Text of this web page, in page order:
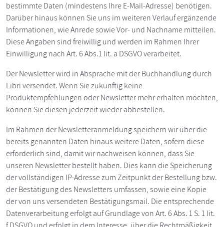
bestimmte Daten (mindestens Ihre E-Mail-Adresse) benötigen.
Darüber hinaus können Sie uns im weiteren Verlauf ergänzende
Informationen, wie Anrede sowie Vor- und Nachname mitteilen.
Diese Angaben sind freiwillig und werden im Rahmen Ihrer
Einwilligung nach Art. 6 Abs.1 lit. a DSGVO verarbeitet.
Der Newsletter wird in Absprache mit der Buchhandlung durch
Libri versendet. Wenn Sie zukünftig keine
Produktempfehlungen oder Newsletter mehr erhalten möchten,
können Sie diesen jederzeit wieder abbestellen.
Im Rahmen der Newsletteranmeldung speichern wir über die
bereits genannten Daten hinaus weitere Daten, sofern diese
erforderlich sind, damit wir nachweisen können, dass Sie
unseren Newsletter bestellt haben. Dies kann die Speicherung
der vollständigen IP-Adresse zum Zeitpunkt der Bestellung bzw.
der Bestätigung des Newsletters umfassen, sowie eine Kopie
der von uns versendeten Bestätigungsmail. Die entsprechende
Datenverarbeitung erfolgt auf Grundlage von Art. 6 Abs. 1 S. 1 lit.